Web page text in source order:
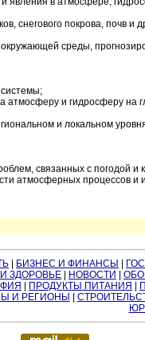
снегового покрова, почв и
среды,
атмосферу и гидросферу на
и локальном
связанных с погодой
атмосферных процессов и
БИЗНЕС И ФИНАНСЫ
ЗДОРОВЬЕ НОВОСТИ
ПРОДУКТЫ ПИТАНИЯ
И РЕГИОНЫ